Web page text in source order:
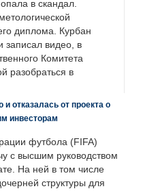
в скандал.
диплома. Курбан
записал видео, в
Комитета
разобраться в
отказалась от проекта о
инвесторам
футбола (FIFA)
с высшим руководством
На ней в том числе
структуры для